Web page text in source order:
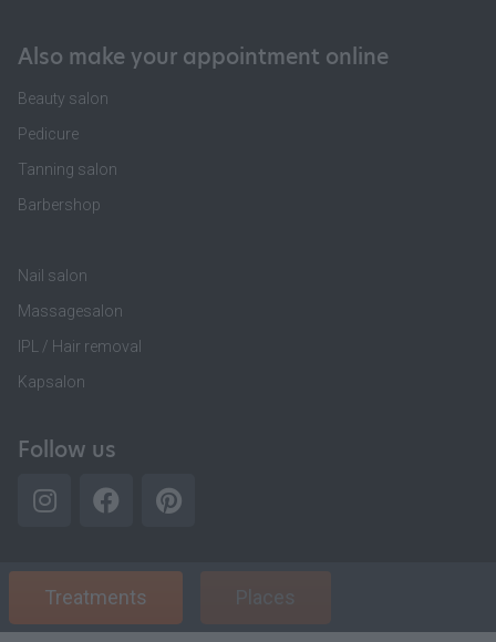
Also make your appointment online
Beauty salon
Pedicure
Tanning salon
Barbershop
Nail salon
Massagesalon
IPL / Hair removal
Kapsalon
Follow us
Treatments Places